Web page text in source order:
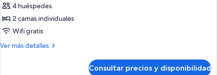
de
Habitación
estándar
balcón,
4 huéspedes
2 camas individuales
Wifi gratis
Ver más detalles
Más
Consultar precios y disponibilidad